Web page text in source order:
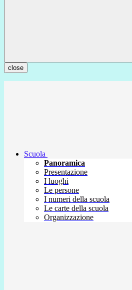
close
Scuola
Panoramica
Presentazione
I luoghi
Le persone
I numeri della scuola
Le carte della scuola
Organizzazione